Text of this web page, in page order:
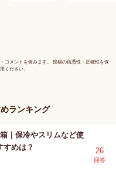
ット 】
コメントを含みます。 投稿の信憑性・正確性を保
ください。
ランキング
｜保冷やスリムなど使
すめは？
26
回答